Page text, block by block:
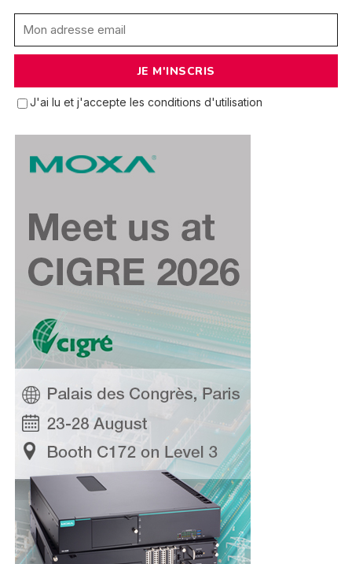
J'ai lu et j'accepte les conditions d'utilisation